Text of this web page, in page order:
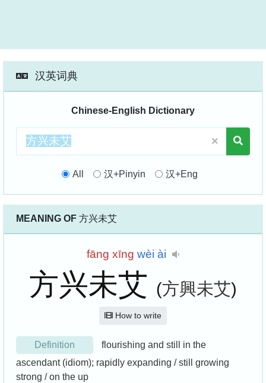
汉英词典
Chinese-English Dictionary
All 汉+Pinyin 汉+Eng
MEANING OF 方兴未艾
fāng xīng wèi ài
方兴未艾 (方興未艾)
How to write
Definition
flourishing and still in the
ascendant (idiom); rapidly expanding / still growing
strong / on the up